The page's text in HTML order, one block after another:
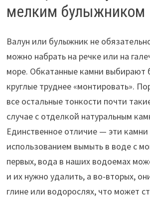
мелким булыжником
Валун или булыжник не
можно набрать на речке или на
море. Обкатанные камни выбирают
круглые труднее «монтировать».
все остальные тонкости почти
случае с отделкой натуральным
Единственное отличие — эти
использованием вымыть в воде с
первых, вода в наших водоемах
и их нужно удалить, а во-вторых,
глине или водорослях, что может